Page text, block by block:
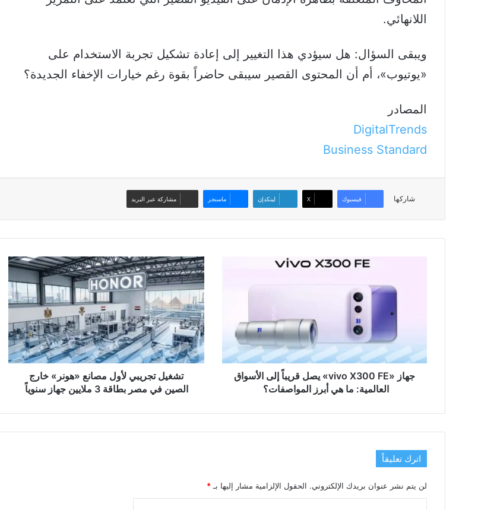
اللانهائي.
ويبقى السؤال: هل سيؤدي هذا التغيير إلى إعادة تشكيل تجربة الاستخدام على
«يوتيوب»، أم أن المحتوى القصير سيبقى حاضراً بقوة رغم خيارات الإخفاء الجديدة؟
المصادر
DigitalTrends
Business Standard
شاركها فيسبوك ‫X لينكدإن ماسنجر مشاركة عبر البريد
العالمية:
المواصفات؟
جهاز «vivo X300 FE» يصل قريباً إلى الأسواق
العالمية: ما هي أبرز المواصفات؟
تشغيل
تجريبي
لأول
مصانع
«هونر»
خارج
الصين
في
مصر
جهاز
تشغيل تجريبي لأول مصانع «هونر» خارج
الصين في مصر بطاقة 3 ملايين جهاز سنوياً
اترك تعليقاً
لن يتم نشر عنوان بريدك الإلكتروني. الحقول الإلزامية مشار إليها بـ*